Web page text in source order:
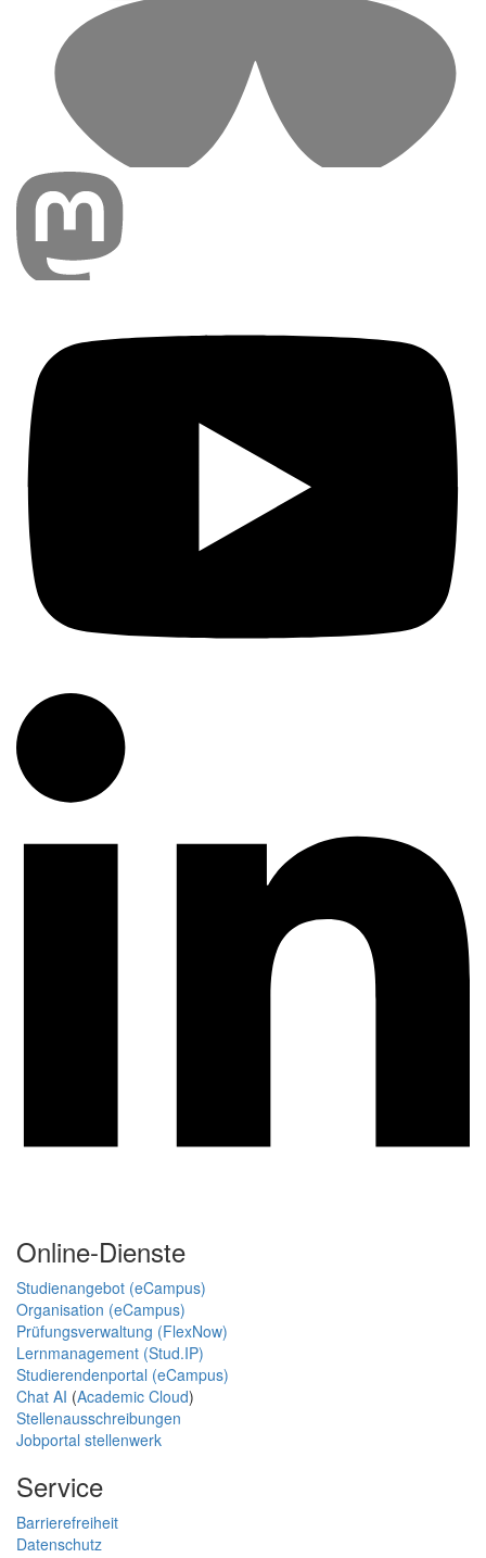
Online-Dienste
Studienangebot (eCampus)
Organisation (eCampus)
Prüfungsverwaltung (FlexNow)
Lernmanagement (Stud.IP)
Studierendenportal (eCampus)
Chat AI (Academic Cloud)
Stellenausschreibungen
Jobportal stellenwerk
Service
Barrierefreiheit
Datenschutz